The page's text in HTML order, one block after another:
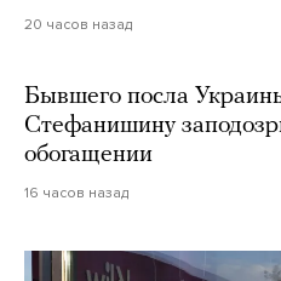
20 часов назад
Бывшего посла
Стефанишину
обогащении
16 часов назад